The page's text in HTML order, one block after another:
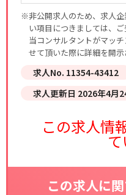
※非公開求人のため、求人
い項目につきましては、
当コンサルタントがマッ
せて頂いた際に詳細を開示
求人No. 11354-43412
求人更新日 2026年4月
この求人情
この求人に